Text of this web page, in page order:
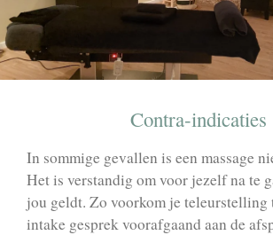
Contra-indicaties
In sommige gevallen is een massage
Het is verstandig om voor jezelf na te
jou geldt. Zo voorkom je teleurstelling
intake gesprek voorafgaand aan de